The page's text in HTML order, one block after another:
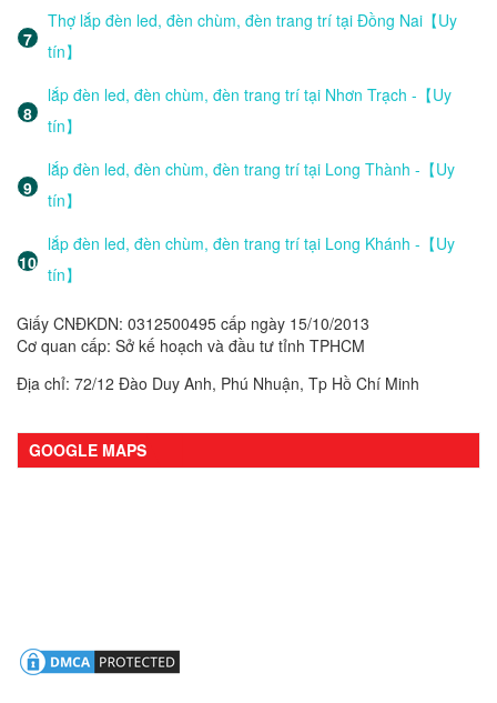
Thợ lắp đèn led, đèn chùm, đèn trang trí tại Đồng Nai【Uy
tín】
lắp đèn led, đèn chùm, đèn trang trí tại Nhơn Trạch -【Uy
tín】
lắp đèn led, đèn chùm, đèn trang trí tại Long Thành -【Uy
tín】
lắp đèn led, đèn chùm, đèn trang trí tại Long Khánh -【Uy
tín】
Giấy CNĐKDN: 0312500495 cấp ngày 15/10/2013
Cơ quan cấp: Sở kế hoạch và đầu tư tỉnh TPHCM
Địa chỉ: 72/12 Đào Duy Anh, Phú Nhuận, Tp Hồ Chí Minh
GOOGLE MAPS